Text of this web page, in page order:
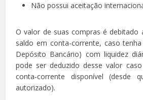
Não possui aceitação
O valor de suas compras é debitado
saldo em conta-corrente, caso
Depósito Bancário) com liquidez
pode ser deduzido desse valor
conta-corrente disponível (desde
autorizado).